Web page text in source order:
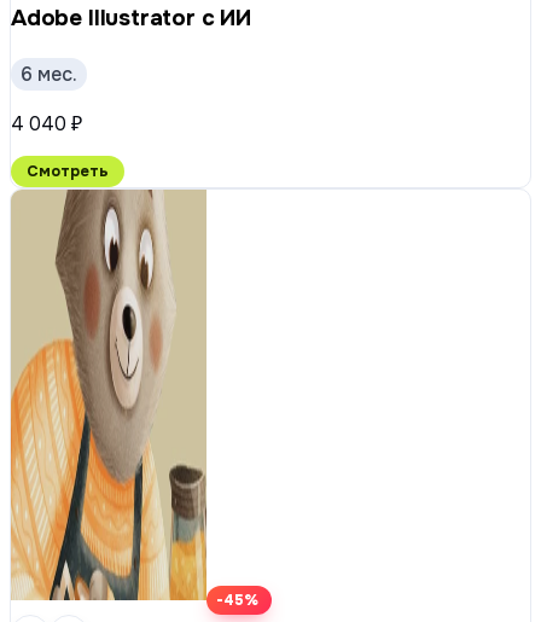
Adobe Illustrator с ИИ
6 мес.
4 040 ₽
Смотреть
-45%